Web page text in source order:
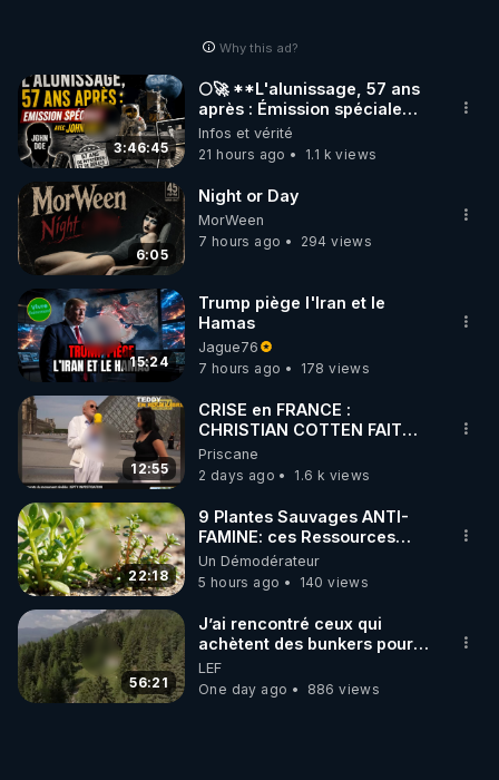
Why this ad?
3:46:45
🌕🚀 **L'alunissage, 57 ans
après : Émission spéciale
avec John Doe !** 👨 🚀✨
Infos et vérité
21 hours ago
1.1 k views
6:05
Night or Day
MorWeen
7 hours ago
294 views
15:24
Trump piège l'Iran et le
Hamas
Jague76
7 hours ago
178 views
12:55
CRISE en FRANCE :
CHRISTIAN COTTEN FAIT
une étrange découverte
Priscane
2 days ago
1.6 k views
22:18
9 Plantes Sauvages ANTI-
FAMINE: ces Ressources
JARDIN&des Haies
Un Démodérateur
5 hours ago
140 views
56:21
J’ai rencontré ceux qui
achètent des bunkers pour
survivre à la fin du monde
LEF
One day ago
886 views